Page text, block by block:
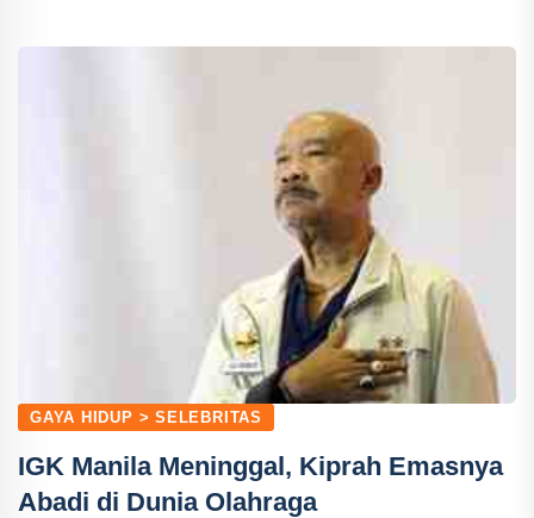
GAYA HIDUP > SELEBRITAS
IGK Manila Meninggal, Kiprah Emasnya
Abadi di Dunia Olahraga